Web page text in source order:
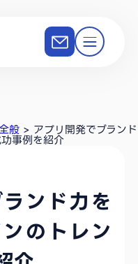
般 > アプリ開発でブランド
事例を紹介
ンド力を
のトレン